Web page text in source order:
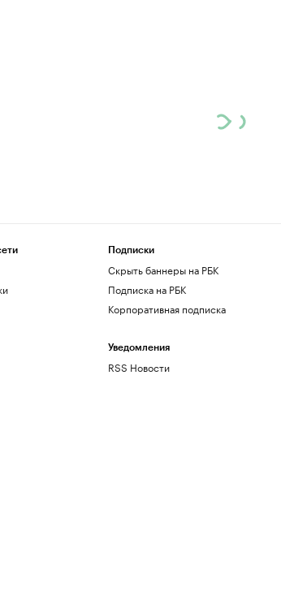
Подписки
Скрыть баннеры на РБК
Подписка на РБК
Корпоративная подписка
Уведомления
RSS Новости